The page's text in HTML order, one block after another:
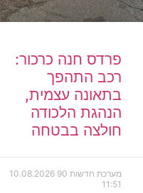
פרדס חנה כרכור:
רכב התהפך
בתאונה עצמית,
הנהגת הלכודה
חולצה בבטחה
מערכת חדשות 90
10.08.2026
11:51